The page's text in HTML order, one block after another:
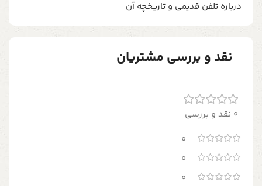
درباره تلفن قدیمی و تاریخچه آن
نقد و بررسی مشتریان
0 نقد و بررسی
0
0
0